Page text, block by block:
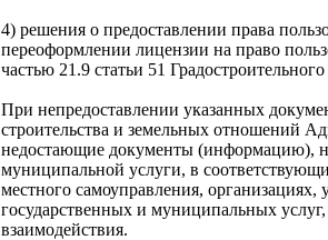
4) решения о предоставлении права
переоформлении лицензии на право
частью 21.9 статьи 51 Градостроительного
При непредоставлении указанных
строительства и земельных отношений
недостающие документы (информацию),
муниципальной услуги, в
местного самоуправления,
государственных и муниципальных
взаимодействия.